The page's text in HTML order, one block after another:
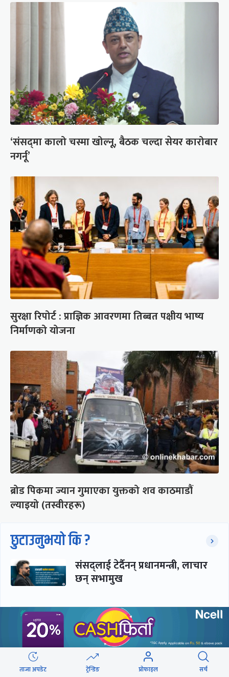
‘संसद्‍मा कालो चस्मा खोल्नू, बैठक चल्दा सेयर कारोबार
नगर्नू’
सुरक्षा रिपोर्ट : प्राज्ञिक आवरणमा तिब्बत पक्षीय भाष्य
निर्माणको योजना
ब्रोड पिकमा ज्यान गुमाएका युक्तको शव काठमाडौं
ल्याइयो (तस्वीरहरू)
छुटाउनुभयो कि ?
संसद्लाई टेर्दैनन् प्रधानमन्त्री, लाचार
छन् सभामुख
‘अस्थायी प्रकृतिको अध्यादेशले ऐनको
व्यवस्था विस्थापित गर्न सक्दैन’
ताजा अपडेट ट्रेन्डिङ प्रोफाइल सर्च